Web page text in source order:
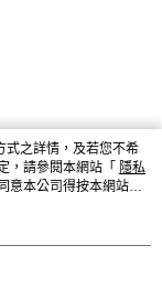
式之詳情，及若您不希
，請參閱本網站「 隱私
意本公司得按本網站使